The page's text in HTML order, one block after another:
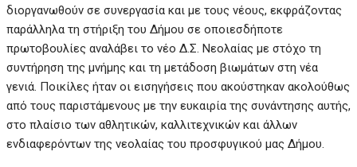
διοργανωθούν σε συνεργασία και με τους νέους, εκφράζοντας
παράλληλα τη στήριξη του Δήμου σε οποιεσδήποτε
πρωτοβουλίες αναλάβει το νέο Δ.Σ. Νεολαίας με στόχο τη
συντήρηση της μνήμης και τη μετάδοση βιωμάτων στη νέα
γενιά. Ποικίλες ήταν οι εισηγήσεις που ακούστηκαν ακολούθως
από τους παριστάμενους με την ευκαιρία της συνάντησης αυτής,
στο πλαίσιο των αθλητικών, καλλιτεχνικών και άλλων
ενδιαφερόντων της νεολαίας του προσφυγικού μας Δήμου.